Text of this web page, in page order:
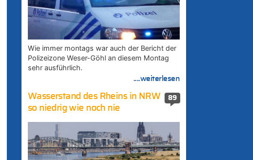
Wie immer montags war auch der Bericht der
Polizeizone Weser-Göhl an diesem Montag
sehr ausführlich.
....weiterlesen
89
Wasserstand des Rheins in NRW
so niedrig wie noch nie